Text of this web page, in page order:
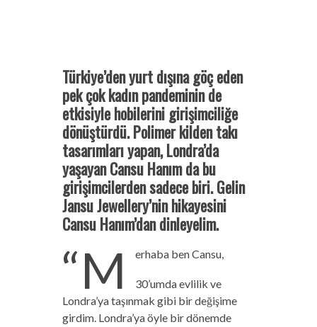
Türkiye’den yurt dışına göç eden
pek çok kadın pandeminin de
etkisiyle hobilerini girişimciliğe
dönüştürdü. Polimer kilden takı
tasarımları yapan, Londra’da
yaşayan Cansu Hanım da bu
girişimcilerden sadece biri. Gelin
Jansu Jewellery’nin hikayesini
Cansu Hanım’dan dinleyelim.
“M erhaba ben Cansu,
30’umda evlilik ve
Londra’ya taşınmak gibi bir değişime
girdim. Londra’ya öyle bir dönemde